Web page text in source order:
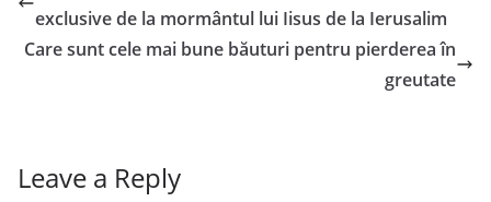
exclusive de la mormântul lui Iisus de la Ierusalim
Care sunt cele mai bune băuturi pentru pierderea în
greutate
Leave a Reply